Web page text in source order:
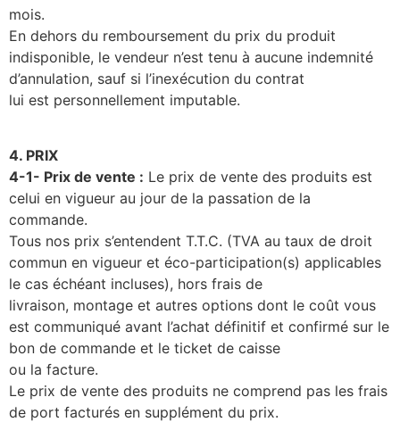
mois.
En dehors du remboursement du prix du produit
indisponible, le vendeur n’est tenu à aucune indemnité
d’annulation, sauf si l’inexécution du contrat
lui est personnellement imputable.
4. PRIX
4-1- Prix de vente : Le prix de vente des produits est
celui en vigueur au jour de la passation de la
commande.
Tous nos prix s’entendent T.T.C. (TVA au taux de droit
commun en vigueur et éco-participation(s) applicables
le cas échéant incluses), hors frais de
livraison, montage et autres options dont le coût vous
est communiqué avant l’achat définitif et confirmé sur le
bon de commande et le ticket de caisse
ou la facture.
Le prix de vente des produits ne comprend pas les frais
de port facturés en supplément du prix.